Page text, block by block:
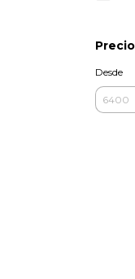
Precio
Desde